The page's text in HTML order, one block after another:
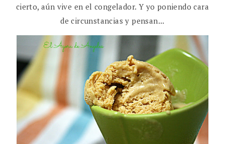
cierto, aún vive en el congelador. Y yo poniendo cara
de circunstancias y pensan...